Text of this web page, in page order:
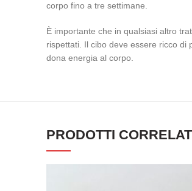
corpo fino a tre settimane.
È importante che in qualsiasi altro
rispettati. Il cibo deve essere ricco
dona energia al corpo.
PRODOTTI